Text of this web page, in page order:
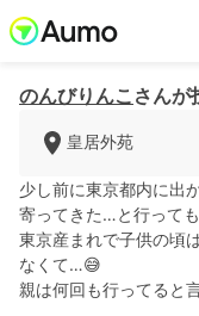
のんびりんこ さんが
皇居外苑
少し前に東京都内に出
寄ってきた…と行って
東京産まれで子供の頃
なくて…😅
親は何回も行ってると